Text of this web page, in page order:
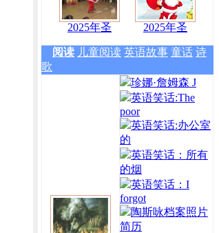
2025年圣 2025年圣
阅读 儿童阅读 英语故事 童话 诗
歌
珍娜·詹姆森 J
英语笑话:The
poor
英语笑话:办公室
的
英语笑话：所有
的烟
英语笑话：I
forgot
陶斯咏档案照片
简历